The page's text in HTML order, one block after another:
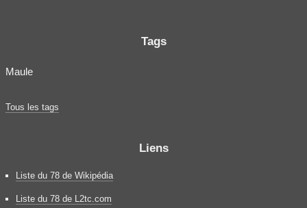
Tags
Maule
Tous les tags
Liens
Liste du 78 de Wikipédia
Liste du 78 de L2tc.com